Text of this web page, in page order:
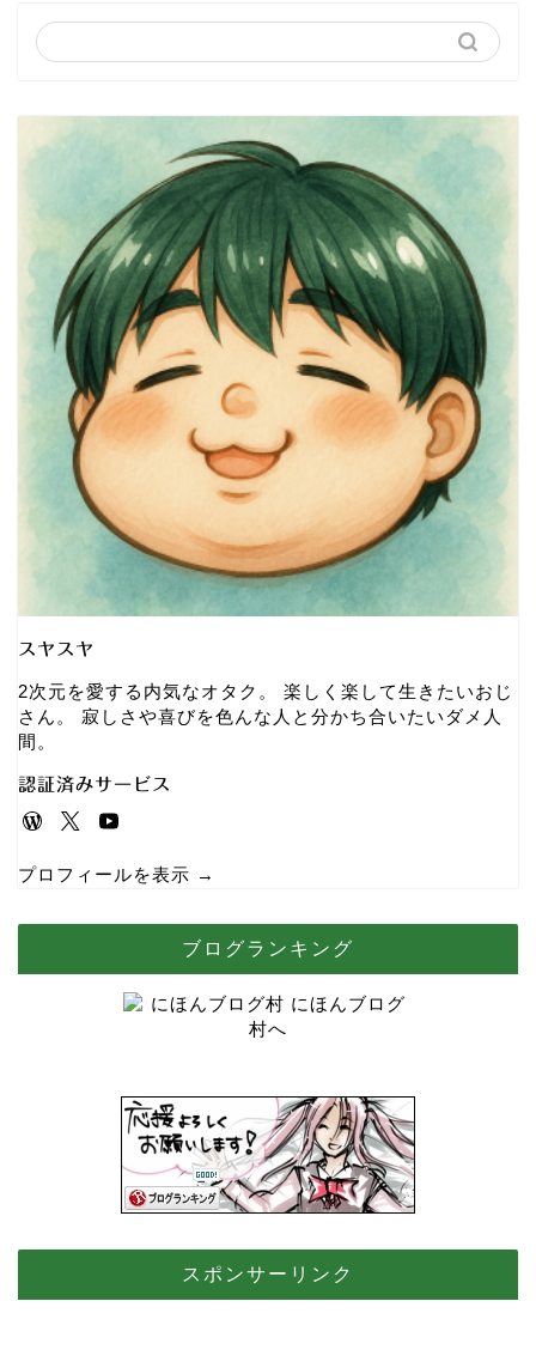
スヤスヤ
2次元を愛する内気なオタク。 楽しく楽して生きたいおじ
さん。 寂しさや喜びを色んな人と分かち合いたいダメ人
間。
認証済みサービス
プロフィールを表示 →
ブログランキング
スポンサーリンク